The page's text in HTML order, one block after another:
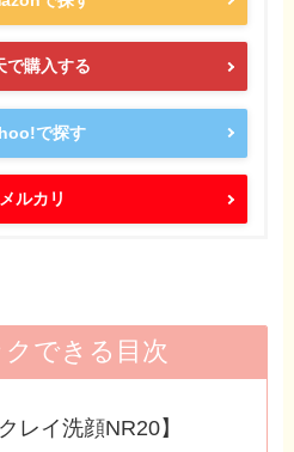
で購入する
で探す
メルカリ
できる目次
レイ洗顔NR20】